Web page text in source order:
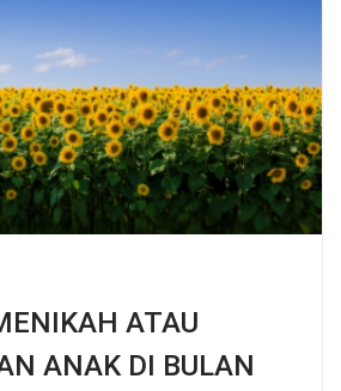
ATAU
ANAK DI BULAN